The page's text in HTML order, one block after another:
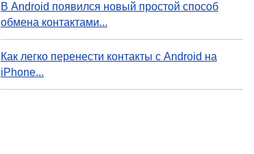
В Android появился новый простой способ
обмена контактами...
Как легко перенести контакты с Android на
iPhone...